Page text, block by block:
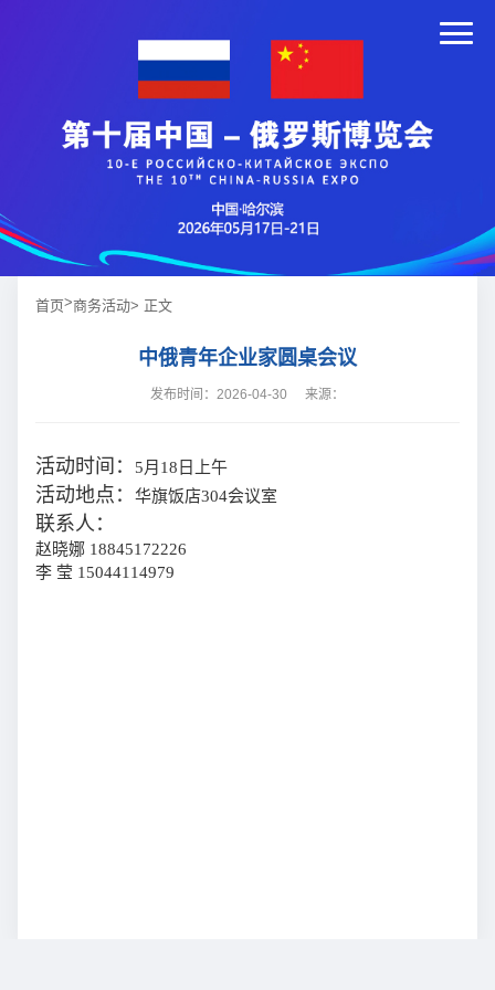
首页>商务活动> 正文
中俄青年企业家圆桌会议
发布时间：2026-04-30 来源：
活动时间： 5月18日上午
活动地点： 华旗饭店304会议室
联系人：
赵晓娜 18845172226
李 莹 15044114979